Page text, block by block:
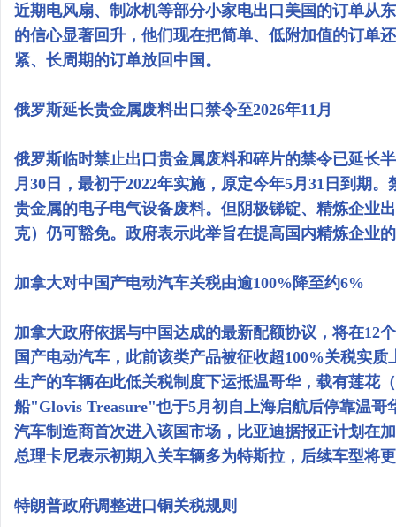
近期电风扇、制冰机等部分小家电出口美国的订单从
的信心显著回升，他们现在把简单、低附加值的订单
紧、长周期的订单放回中国。
俄罗斯延长贵金属废料出口禁令至2026年11月
俄罗斯临时禁止出口贵金属废料和碎片的禁令已延长
月30日，最初于2022年实施，原定今年5月31日到期
贵金属的电子电气设备废料。但阴极锑锭、精炼企业
克）仍可豁免。政府表示此举旨在提高国内精炼企业
加拿大对中国产电动汽车关税由逾100%降至约6%
加拿大政府依据与中国达成的最新配额协议，将在12
国产电动汽车，此前该类产品被征收超100%关税实
生产的车辆在此低关税制度下运抵温哥华，载有莲花
船"Glovis Treasure"也于5月初自上海启航后停靠温
汽车制造商首次进入该国市场，比亚迪据报正计划在
总理卡尼表示初期入关车辆多为特斯拉，后续车型将
特朗普政府调整进口铜关税规则